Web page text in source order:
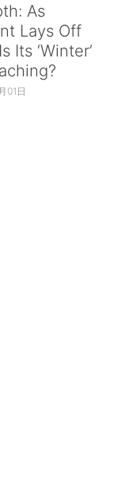
As
Lays Off
Its ‘Winter’
01日